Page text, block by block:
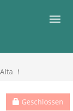
！
Geschlossen